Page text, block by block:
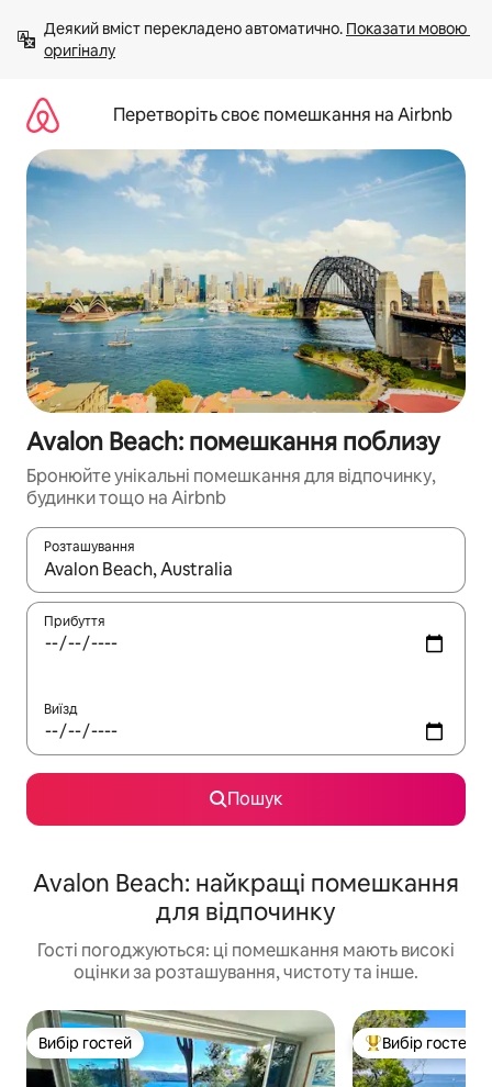
вмісту
Деякий вміст перекладено автоматично. Показати мовою
оригіналу
Перетворіть своє помешкання на Airbnb
Avalon Beach: помешкання поблизу
Бронюйте унікальні помешкання для відпочинку,
будинки тощо на Airbnb
Розташування
Отримавши результати пошуку, використовуйте для
Прибуття
Виїзд
Пошук
Avalon Beach: найкращі помешкання
для відпочинку
Гості погоджуються: ці помешкання мають високі
оцінки за розташування, чистоту та інше.
Вибір гостей
Вибір гостей Топ вибір гостей
Вибір гостей